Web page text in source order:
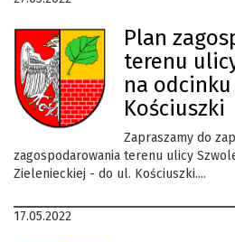
Plan
terenu
na
Kościuszki
Zapraszamy do
zagospodarowania terenu ulicy
Zielenieckiej - do ul. Kościuszki....
17.05.2022